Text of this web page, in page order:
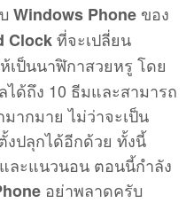
Windows Phone ของ
Clockที่จะเปลี่ยน
เป็นนาฬิกาสวยหรู โดย
ด้ถึง 10 ธีมและสามารถ
ากมาย ไม่ว่าจะเป็น
งปลุกได้อีกด้วย ทั้งนี้
ละแนวนอน ตอนนี้กำลัง
อย่าพลาดครับ